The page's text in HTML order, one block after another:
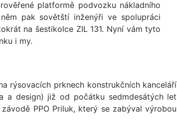
platformě podvozku nákladního
pak sovětští inženýři ve spolupráci
na šestikolce ZIL 131. Nyní vám tyto
i my.
rýsovacích prknech konstrukčních kanceláří
a design) již od počátku sedmdesátých let
PPO Priluk, který se zabýval výrobou